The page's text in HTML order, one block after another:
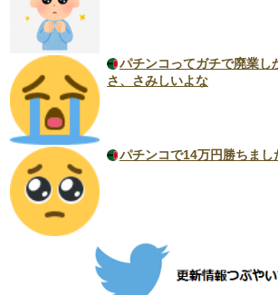
パチンコってガチで廃業し
さ、さみしいよな
パチンコで14万円勝ちまし